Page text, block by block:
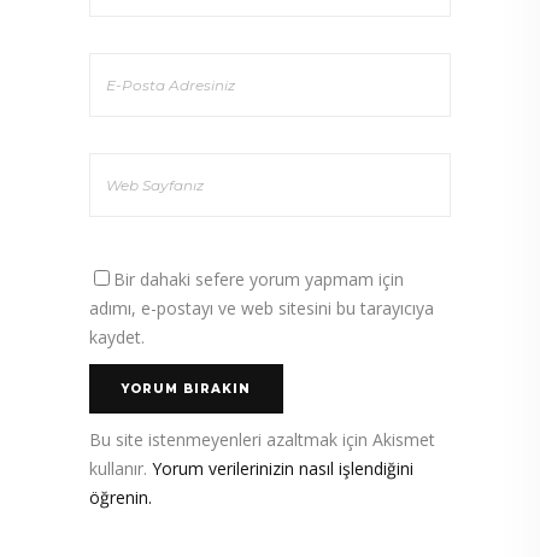
Bir dahaki sefere yorum yapmam için
adımı, e-postayı ve web sitesini bu tarayıcıya
kaydet.
Bu site istenmeyenleri azaltmak için Akismet
kullanır. Yorum verilerinizin nasıl işlendiğini
öğrenin.